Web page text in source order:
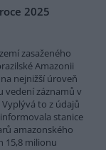
2025
zasaženého
Amazonii
nejnižší úroveň
vedení záznamů v
Vyplývá to z údajů
stanice
amazonského
15,8 milionu